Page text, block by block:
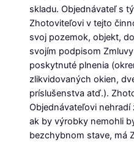
skladu. Objednávateľ s
Zhotoviteľovi v tejto
svoj pozemok, objekt,
svojím podpisom
poskytnuté plnenia
zlikvidovaných okien,
príslušenstva atď.).
Objednávateľovi
ak by výrobky nemohli
bezchybnom stave, má